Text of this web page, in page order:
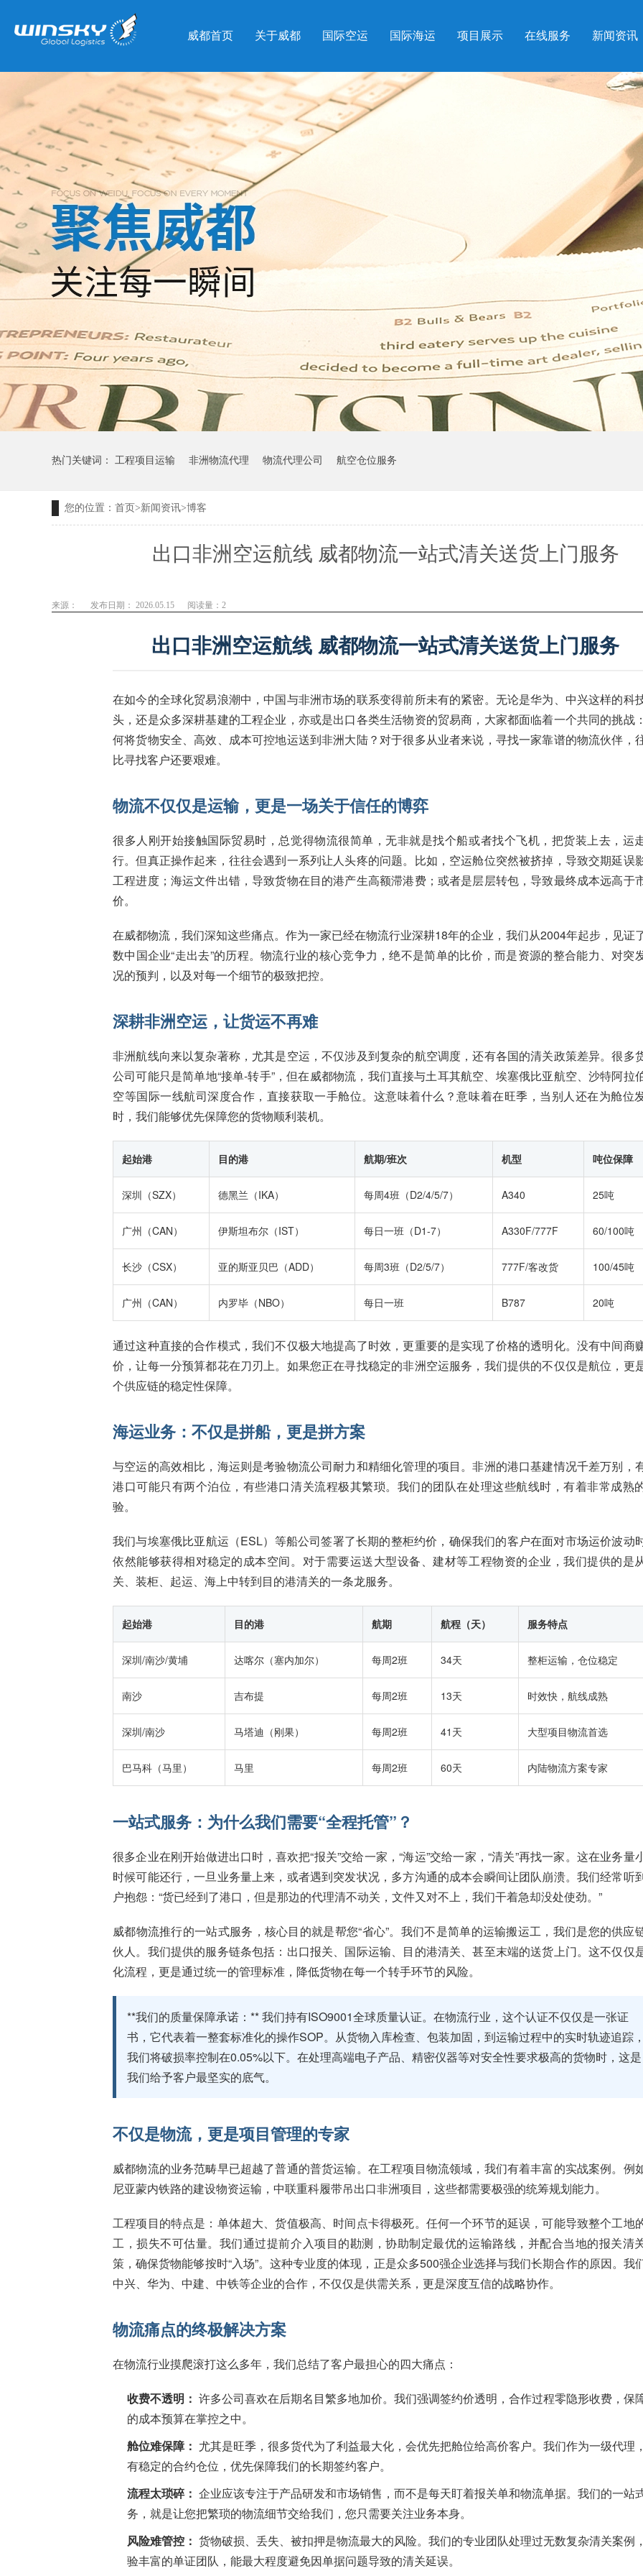
威都首页 关于威都 国际空运 国际海运 项目展示 在线服务 新闻资讯
热门关键词： 工程项目运输 非洲物流代理 物流代理公司 航空仓位服务
您的位置： 首页>新闻资讯>博客
出口非洲空运航线 威都物流一站式清关送货上门服务
来源： 发布日期： 2026.05.15 阅读量： 2
出口非洲空运航线 威都物流一站式清关送货上门服务
在如今的全球化贸易浪潮中，中国与非洲市场的联系变得前所未有的紧密。无论是华为、中兴这样的科
头，还是众多深耕基建的工程企业，亦或是出口各类生活物资的贸易商，大家都面临着一个共同的挑战
何将货物安全、高效、成本可控地运送到非洲大陆？对于很多从业者来说，寻找一家靠谱的物流伙伴，
比寻找客户还要艰难。
物流不仅仅是运输，更是一场关于信任的博弈
很多人刚开始接触国际贸易时，总觉得物流很简单，无非就是找个船或者找个飞机，把货装上去，运
行。但真正操作起来，往往会遇到一系列让人头疼的问题。比如，空运舱位突然被挤掉，导致交期延误
工程进度；海运文件出错，导致货物在目的港产生高额滞港费；或者是层层转包，导致最终成本远高于
价。
在威都物流，我们深知这些痛点。作为一家已经在物流行业深耕18年的企业，我们从2004年起步，见证
数中国企业“走出去”的历程。物流行业的核心竞争力，绝不是简单的比价，而是资源的整合能力、对突
况的预判，以及对每一个细节的极致把控。
深耕非洲空运，让货运不再难
非洲航线向来以复杂著称，尤其是空运，不仅涉及到复杂的航空调度，还有各国的清关政策差异。很多
公司可能只是简单地“接单-转手”，但在威都物流，我们直接与土耳其航空、埃塞俄比亚航空、沙特阿拉
空等国际一线航司深度合作，直接获取一手舱位。这意味着什么？意味着在旺季，当别人还在为舱位
时，我们能够优先保障您的货物顺利装机。
起始港 目的港 航期/班次 机型 吨位保障
深圳（SZX） 德黑兰（IKA） 每周4班（D2/4/5/7） A340 25吨
广州（CAN） 伊斯坦布尔（IST） 每日一班（D1-7） A330F/777F 60/100吨
长沙（CSX） 亚的斯亚贝巴（ADD） 每周3班（D2/5/7） 777F/客改货 100/45吨
广州（CAN） 内罗毕（NBO） 每日一班 B787 20吨
通过这种直接的合作模式，我们不仅极大地提高了时效，更重要的是实现了价格的透明化。没有中间商
价，让每一分预算都花在刀刃上。如果您正在寻找稳定的非洲空运服务，我们提供的不仅仅是航位，更
个供应链的稳定性保障。
海运业务：不仅是拼船，更是拼方案
与空运的高效相比，海运则是考验物流公司耐力和精细化管理的项目。非洲的港口基建情况千差万别，
港口可能只有两个泊位，有些港口清关流程极其繁琐。我们的团队在处理这些航线时，有着非常成熟
验。
我们与埃塞俄比亚航运（ESL）等船公司签署了长期的整柜约价，确保我们的客户在面对市场运价波动
依然能够获得相对稳定的成本空间。对于需要运送大型设备、建材等工程物资的企业，我们提供的是
关、装柜、起运、海上中转到目的港清关的一条龙服务。
起始港 目的港 航期 航程（天） 服务特点
深圳/南沙/黄埔 达喀尔（塞内加尔） 每周2班 34天 整柜运输，仓位稳定
南沙 吉布提 每周2班 13天 时效快，航线成熟
深圳/南沙 马塔迪（刚果） 每周2班 41天 大型项目物流首选
巴马科（马里） 马里 每周2班 60天 内陆物流方案专家
一站式服务：为什么我们需要“全程托管”？
很多企业在刚开始做进出口时，喜欢把“报关”交给一家，“海运”交给一家，“清关”再找一家。这在业务量
时候可能还行，一旦业务量上来，或者遇到突发状况，多方沟通的成本会瞬间让团队崩溃。我们经常听
户抱怨：“货已经到了港口，但是那边的代理清不动关，文件又对不上，我们干着急却没处使劲。”
威都物流推行的一站式服务，核心目的就是帮您“省心”。我们不是简单的运输搬运工，我们是您的供应
伙人。我们提供的服务链条包括：出口报关、国际运输、目的港清关、甚至末端的送货上门。这不仅仅
化流程，更是通过统一的管理标准，降低货物在每一个转手环节的风险。
**我们的质量保障承诺：** 我们持有ISO9001全球质量认证。在物流行业，这个认证不仅仅是一张证
书，它代表着一整套标准化的操作SOP。从货物入库检查、包装加固，到运输过程中的实时轨迹追踪，
我们将破损率控制在0.05%以下。在处理高端电子产品、精密仪器等对安全性要求极高的货物时，这是
我们给予客户最坚实的底气。
不仅是物流，更是项目管理的专家
威都物流的业务范畴早已超越了普通的普货运输。在工程项目物流领域，我们有着丰富的实战案例。例
尼亚蒙内铁路的建设物资运输，中联重科履带吊出口非洲项目，这些都需要极强的统筹规划能力。
工程项目的特点是：单体超大、货值极高、时间点卡得极死。任何一个环节的延误，可能导致整个工地
工，损失不可估量。我们通过提前介入项目的勘测，协助制定最优的运输路线，并配合当地的报关清
策，确保货物能够按时“入场”。这种专业度的体现，正是众多500强企业选择与我们长期合作的原因。我
中兴、华为、中建、中铁等企业的合作，不仅仅是供需关系，更是深度互信的战略协作。
物流痛点的终极解决方案
在物流行业摸爬滚打这么多年，我们总结了客户最担心的四大痛点：
收费不透明： 许多公司喜欢在后期名目繁多地加价。我们强调签约价透明，合作过程零隐形收费，保
的成本预算在掌控之中。
舱位难保障： 尤其是旺季，很多货代为了利益最大化，会优先把舱位给高价客户。我们作为一级代理
有稳定的合约仓位，优先保障我们的长期签约客户。
流程太琐碎： 企业应该专注于产品研发和市场销售，而不是每天盯着报关单和物流单据。我们的一站
务，就是让您把繁琐的物流细节交给我们，您只需要关注业务本身。
风险难管控： 货物破损、丢失、被扣押是物流最大的风险。我们的专业团队处理过无数复杂清关案例
验丰富的单证团队，能最大程度避免因单据问题导致的清关延误。